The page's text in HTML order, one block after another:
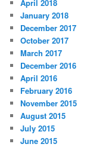
April 2018
January 2018
December 2017
October 2017
March 2017
December 2016
April 2016
February 2016
November 2015
August 2015
July 2015
June 2015